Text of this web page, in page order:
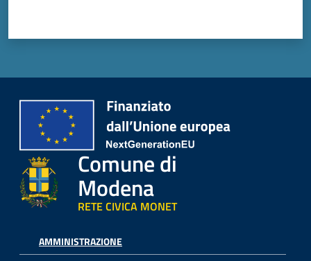
Comune di
Modena
RETE CIVICA MONET
AMMINISTRAZIONE